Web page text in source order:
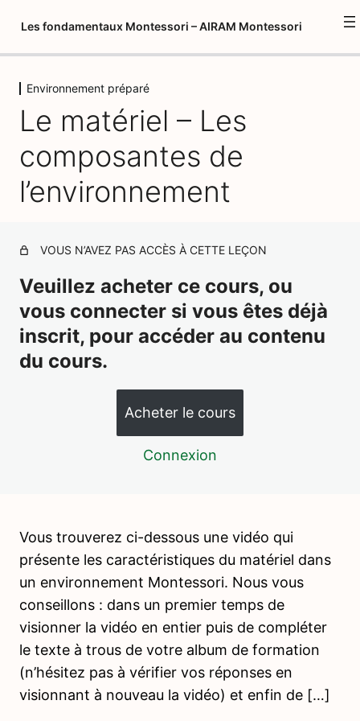
Les fondamentaux Montessori – AIRAM Montessori
Introduction à la formation
1 leçon
Psychopédagogie 1
1 leçon, 1 quiz
Environnement préparé
Le mouvement – L'environnement et l'enfant
Un cadre structurant – L'environnement et l'enfant
L'action indirecte – L'environnement et l'enfant
L'importance de la répétition – L'environnement et
l'enfant
La place de l'erreur – L'environnement et l'enfant
l'environnement
Le temps – Les composantes de l'environnement
L'environnement préparé en Communauté enfantine
L'environnement préparé en Communauté enfantine et
en contexte familial
Introduction aux fondamentaux
Montessori
3 leçons, 1 quiz
Environnement préparé
Le matériel – Les
composantes de
l’environnement
VOUS N’AVEZ PAS ACCÈS À CETTE LEÇON
Veuillez acheter ce cours, ou
vous connecter si vous êtes déjà
inscrit, pour accéder au contenu
du cours.
Acheter le cours
Connexion
Vous trouverez ci-dessous une vidéo qui
présente les caractéristiques du matériel dans
un environnement Montessori. Nous vous
conseillons : dans un premier temps de
visionner la vidéo en entier puis de compléter
le texte à trous de votre album de formation
(n’hésitez pas à vérifier vos réponses en
visionnant à nouveau la vidéo) et enfin de […]